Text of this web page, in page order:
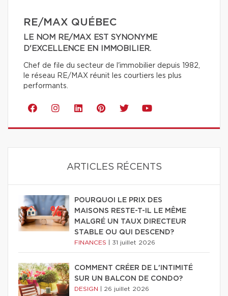
RE/MAX QUÉBEC
LE NOM RE/MAX EST SYNONYME
D'EXCELLENCE EN IMMOBILIER.
Chef de file du secteur de l'immobilier depuis 1982,
le réseau RE/MAX réunit les courtiers les plus
performants.
ARTICLES RÉCENTS
POURQUOI LE PRIX DES
MAISONS RESTE-T-IL LE MÊME
MALGRÉ UN TAUX DIRECTEUR
STABLE OU QUI DESCEND?
FINANCES 31 juillet 2026
COMMENT CRÉER DE L'INTIMITÉ
SUR UN BALCON DE CONDO?
DESIGN 26 juillet 2026